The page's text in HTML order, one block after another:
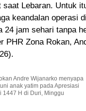
saat Lebaran. Untuk
keandalan operasi
24 jam sehari tanpa
PHR Zona Rokan,
Andre Wijanarko menyapa
anak yatim pada Apresiasi
1447 H di Duri, Minggu